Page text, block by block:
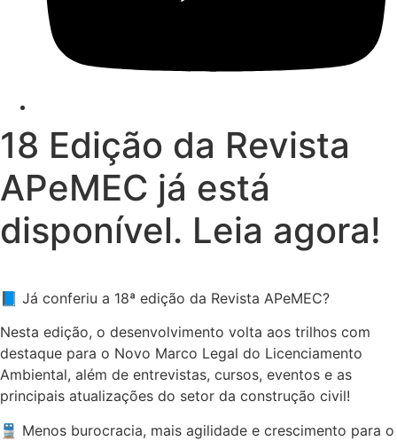
18 Edição da Revista
APeMEC já está
disponível. Leia agora!
📘 Já conferiu a 18ª edição da Revista APeMEC?
Nesta edição, o desenvolvimento volta aos trilhos com
destaque para o Novo Marco Legal do Licenciamento
Ambiental, além de entrevistas, cursos, eventos e as
principais atualizações do setor da construção civil!
🚆 Menos burocracia, mais agilidade e crescimento para o